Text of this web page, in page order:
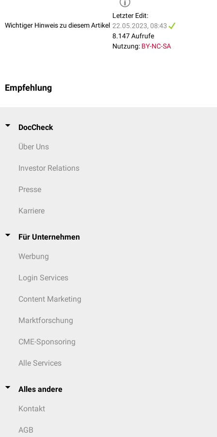
Wichtiger Hinweis zu diesem Artikel
Letzter Edit:
22.05.2023, 08:43
8.147 Aufrufe
Nutzung: BY-NC-SA
Empfehlung
DocCheck
Über Uns
Investor Relations
Presse
Karriere
Für Unternehmen
Werbung
Login Services
Content Marketing
Marktforschung
CME-Sponsoring
Alle Services
Alles andere
Kontakt
AGB